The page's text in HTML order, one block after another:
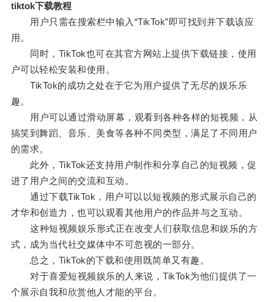
tiktok下载教程
用户只需在搜索栏中输入“TikTok”即可找到并下载该应
用。
同时，TikTok也可在其官方网站上提供下载链接，使用
户可以轻松安装和使用。
TikTok的成功之处在于它为用户提供了无尽的娱乐乐
趣。
用户可以通过滑动屏幕，观看到各种各样的短视频，从
搞笑到舞蹈、音乐、美食等各种不同类型，满足了不同用户
的需求。
此外，TikTok还支持用户制作和分享自己的短视频，促
进了用户之间的交流和互动。
通过下载TikTok，用户可以以短视频的形式展示自己的
才华和创造力，也可以观看其他用户的作品并与之互动。
这种短视频娱乐形式正在改变人们获取信息和娱乐的方
式，成为当代社交媒体中不可忽视的一部分。
总之，TikTok的下载和使用既简单又有趣。
对于喜爱短视频娱乐的人来说，TikTok为他们提供了一
个展示自我和欣赏他人才能的平台。